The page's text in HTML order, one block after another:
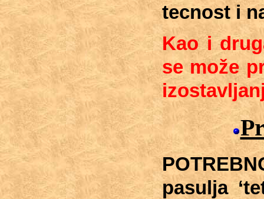
tecnost i
Kao i
se može
pasulja